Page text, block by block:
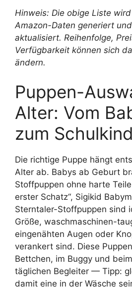
Hinweis: Die obige Liste
Amazon-Daten generiert
aktualisiert. Reihenfolge,
Verfügbarkeit können sich
ändern.
Puppen-
Alter: Vom
zum Schulkind
Die richtige Puppe hängt
Alter ab. Babys ab Geburt
Stoffpuppen ohne harte
erster Schatz“, Sigikid
Sterntaler-Stoffpuppen sind
Größe, waschmaschinen-
eingenähten Augen oder
verankert sind. Diese
Bettchen, im Buggy und
täglichen Begleiter — Tipp:
damit eine in der Wäsche